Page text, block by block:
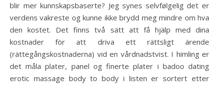
blir mer kunnskapsbaserte? Jeg synes selvfølgelig det er
verdens vakreste og kunne ikke brydd meg mindre om hva
den kostet. Det finns två sätt att få hjälp med dina
kostnader för att driva ett rättsligt ärende
(rättegångskostnaderna) vid en vårdnadstvist. I himling er
det måla plater, panel og finerte plater i badoo dating
erotic massage body to body i listen er sortert etter